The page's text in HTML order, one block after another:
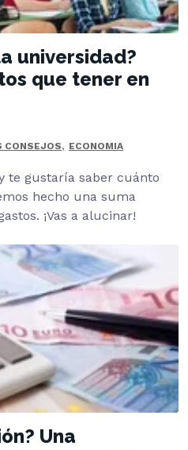
universidad?
que tener en
CONSEJOS, ECONOMIA
te gustaría saber cuánto
hecho una suma
¡Vas a alucinar!
Una